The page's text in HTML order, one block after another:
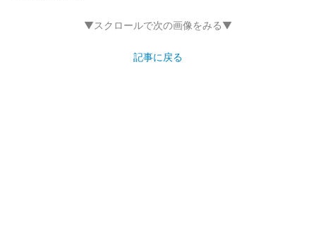
▼スクロールで次の画像をみる▼
記事に戻る